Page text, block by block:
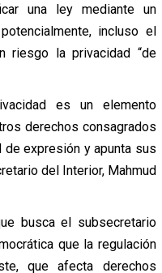
una ley mediante un
incluso el
riesgo la privacidad “de
es un elemento
derechos consagrados
expresión y apunta sus
del Interior, Mahmud
busca el subsecretario
que la regulación
que afecta derechos